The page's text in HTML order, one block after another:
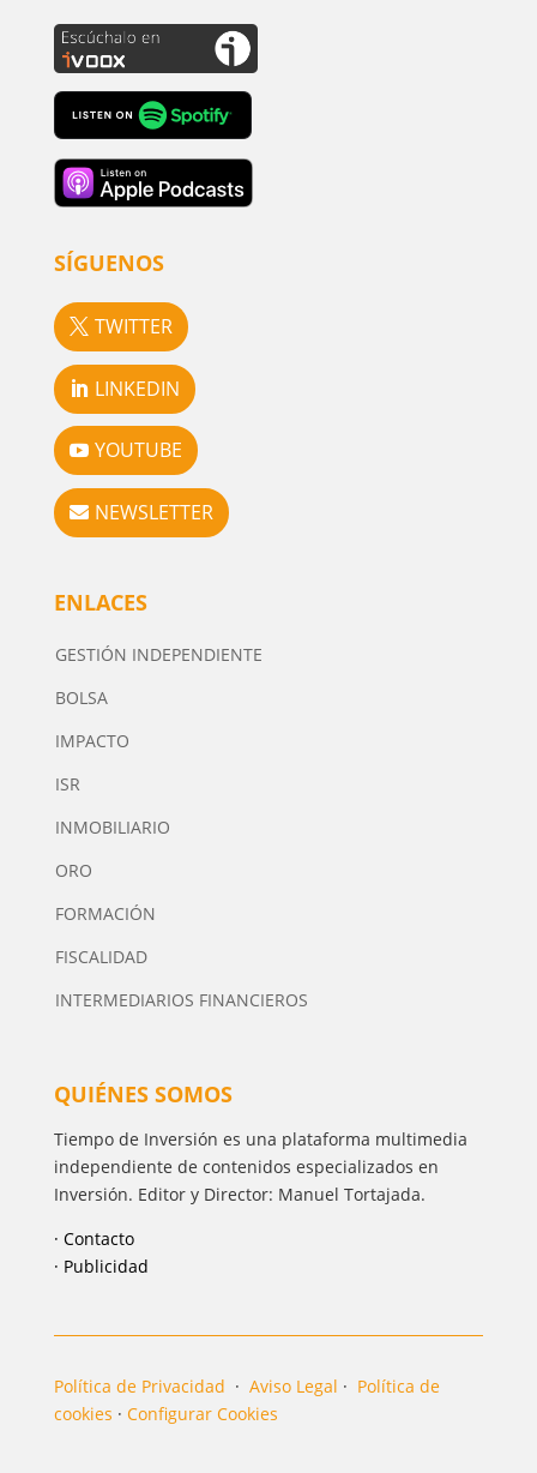
SÍGUENOS
TWITTER
LINKEDIN
YOUTUBE
NEWSLETTER
ENLACES
GESTIÓN INDEPENDIENTE
BOLSA
IMPACTO
ISR
INMOBILIARIO
ORO
FORMACIÓN
FISCALIDAD
INTERMEDIARIOS FINANCIEROS
QUIÉNES SOMOS
Tiempo de Inversión es una plataforma multimedia
independiente de contenidos especializados en
Inversión. Editor y Director: Manuel Tortajada.
· Contacto
· Publicidad
Política de Privacidad · Aviso Legal · Política de
cookies · Configurar Cookies